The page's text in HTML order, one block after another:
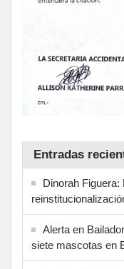
Entradas
Dinorah
Alerta en
siete mascotas en